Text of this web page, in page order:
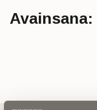
Avainsana: